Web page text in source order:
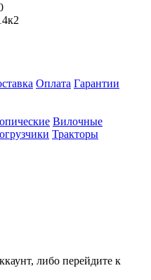
Оплата Гарантии
Вилочные
Тракторы
либо перейдите к